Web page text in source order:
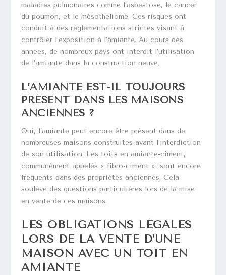
maladies pulmonaires comme l’asbestose, le cancer
du poumon, et le mésothéliome. Ces risques ont
conduit à des réglementations strictes visant à
contrôler l’exposition à l’amiante. Au cours des
années, de nombreux pays ont interdit l’utilisation
de l’amiante dans la construction neuve.
L’AMIANTE EST-IL TOUJOURS
PRÉSENT DANS LES MAISONS
ANCIENNES ?
Oui, l’amiante peut encore être présent dans de
nombreuses maisons construites avant l’interdiction
de son utilisation. Les toits en amiante-ciment,
communément appelés « fibro-ciment », sont encore
fréquents dans des propriétés anciennes. Cela
soulève des questions particulières lors de la mise
en vente de ces maisons.
LES OBLIGATIONS LÉGALES
LORS DE LA VENTE D’UNE
MAISON AVEC UN TOIT EN
AMIANTE